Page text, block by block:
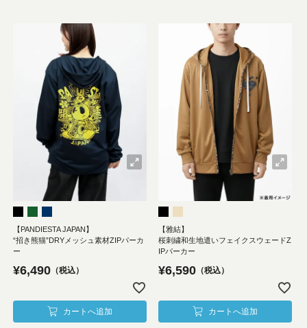
【PANDIESTA JAPAN】
“招き熊猫”DRYメッシュ素材ZIPパーカ
ー
¥6,490 税込
カートへ追加
【雅結】
桜刺繍和生地遣いフェイクスウェードZ
IPパーカー
¥6,590 税込
カートへ追加